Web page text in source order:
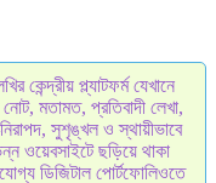
প্ল্যাটফর্ম যেখানে
মতামত, প্রতিবাদী লেখা,
সুশৃঙ্খল ও স্থায়ীভাবে
ওয়েবসাইটে ছড়িয়ে থাকা
ডিজিটাল পোর্টফোলিওতে